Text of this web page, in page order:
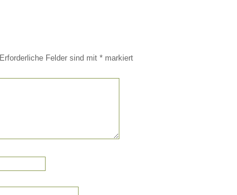
Erforderliche Felder sind mit * markiert